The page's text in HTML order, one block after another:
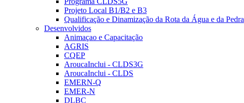
Projeto Local B1/B2 e B3
Qualificação e Dinamização da Rota da Água e da Pedra
Desenvolvidos
Animaçao e Capacitação
AGRIS
CQEP
AroucaInclui - CLDS3G
AroucaInclui - CLDS
EMERN-Q
EMER-N
DLBC